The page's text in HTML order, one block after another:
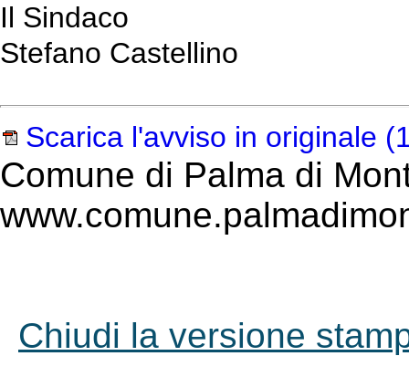
Il Sindaco
Stefano Castellino
Scarica l'avviso in originale
Comune di Palma di
Chiudi la versione